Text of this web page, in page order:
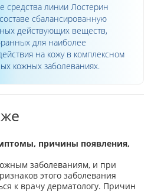
средства линии Лостерин
сбалансированную
действующих веществ,
для наиболее
на кожу в комплексном
кожных заболеваниях.
причины появления,
заболеваниям, и при
этого заболевания
к врачу дерматологу. Причин